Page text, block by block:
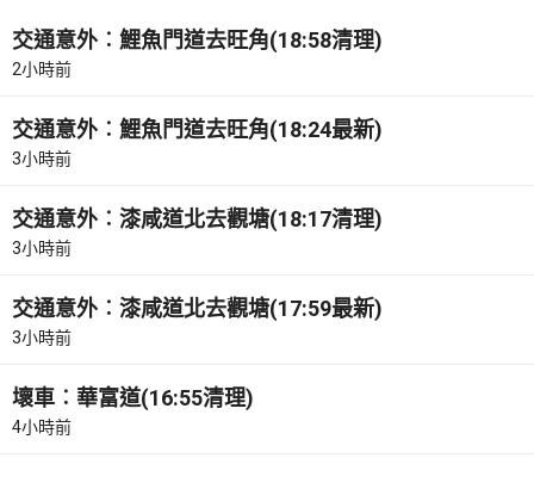
交通意外︰鯉魚門道去旺角(18:58清理)
2小時前
交通意外︰鯉魚門道去旺角(18:24最新)
3小時前
交通意外︰漆咸道北去觀塘(18:17清理)
3小時前
交通意外︰漆咸道北去觀塘(17:59最新)
3小時前
壞車︰華富道(16:55清理)
4小時前